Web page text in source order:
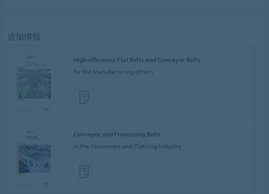
追加情報
High-efficiency Flat Belts and Conveyor Belts
for the Manufacturing of Yarn
Conveyor and Processing Belts
in the Nonwoven and Clothing Industry